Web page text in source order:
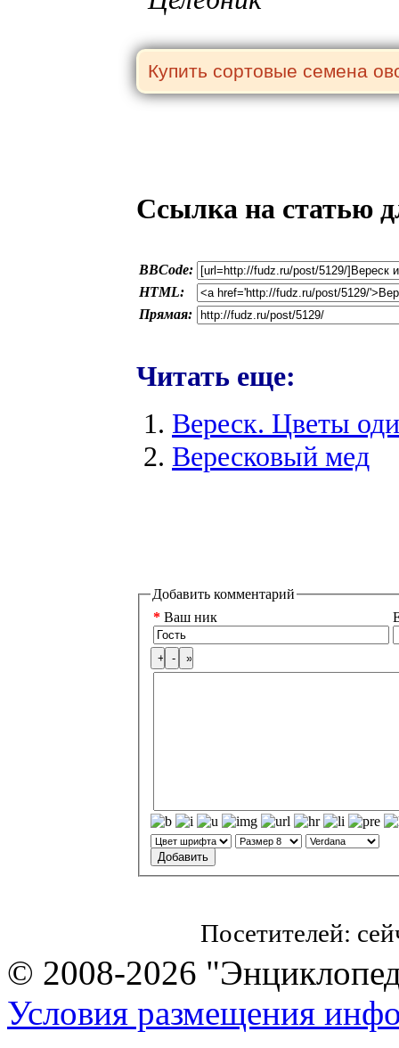
Ссылка на статью
BBCode:
HTML:
Прямая:
Читать еще:
Вереск. Цветы
Вересковый мед
Добавить комментарий
* Ваш ник
Посетителей:
© 2008-2026
Условия размещения